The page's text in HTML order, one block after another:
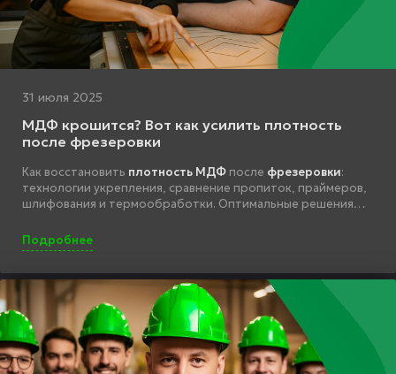
31 июля 2025
МДФ крошится? Вот как усилить плотность
после фрезеровки
Как восстановить плотность МДФ после фрезеровки:
технологии укрепления, сравнение пропиток, праймеров,
шлифования и термообработки. Оптимальные решения
Подробнее